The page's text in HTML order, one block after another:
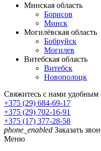
Минская область
Борисов
Минск
Могилёвская область
Бобруйск
Могилев
Витебская область
Витебск
Новополоцк
Свяжитесь с нами удобным
+375 (29) 684-69-17
+375 (29) 702-16-91
+375 (17) 377-28-58
phone_enabled Заказать
Меню